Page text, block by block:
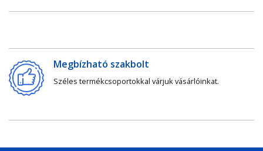
Megbízható szakbolt
Széles termékcsoportokkal várjuk vásárlóinkat.